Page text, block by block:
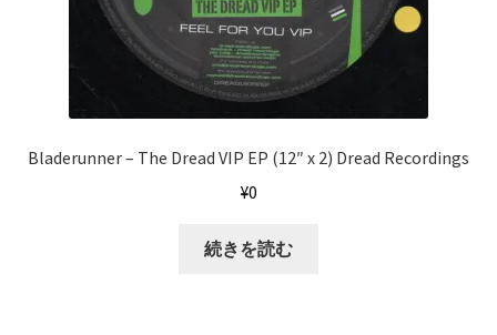
Bladerunner ‎– The Dread VIP EP (12″ x 2) Dread Recordings
¥0
続きを読む